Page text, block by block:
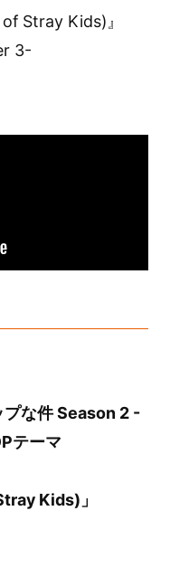
Stray Kids)』
3-
な件 Season 2 -
テーマ
Kids)」